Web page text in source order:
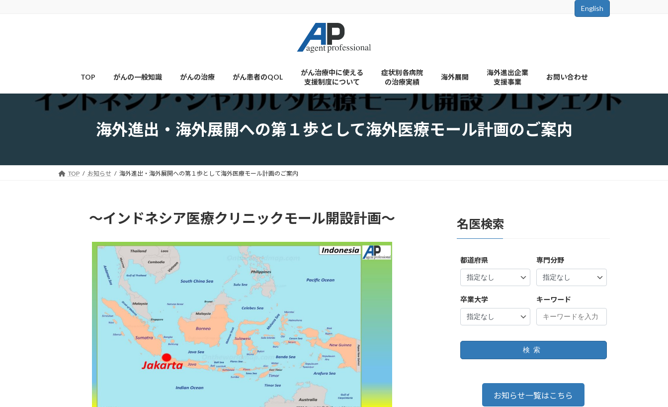
English
TOP がんの一般知識 がんの治療 がん患者のQOL
がん治療中に使える
支援制度について
症状別各病院
の治療実績
海外展開
海外進出企業
支援事業
お問い合わせ
海外進出・海外展開への第１歩として海外医療モール計画のご案内
TOP お知らせ 海外進出・海外展開への第１歩として海外医療モール計画のご案内
～インドネシア医療クリニックモール開設計画～ 名医検索
都道府県 専門分野
卒業大学 キーワード
検索
お知らせ一覧はこちら